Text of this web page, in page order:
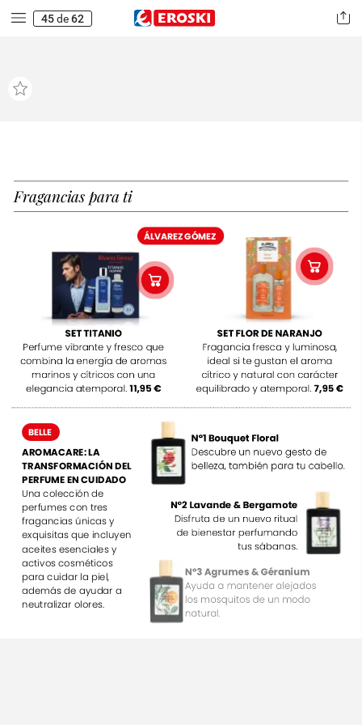
45de62
Fraganciasparati
ÁLVAREZGÓMEZ
BELLE
SETFLORDENARANJO
Fragancia fresca y luminosa,
ideal si te gustan el aroma
cítrico ynatural con carácter
equilibradoy atemporal. 7,95€
AROMACARE:LA
TRANSFORMACIÓNDEL
PERFUMEEN CUIDADO
Una colección de
perfumes con tres
fragancias únicasy
exquisitas que incluyen
aceitesesenciales y
activoscosméticos
para cuidar la piel,
además de ayudar a
neutralizar olores.
SETTITANIO
Perfume vibrante yfresco que
combina la energía de aromas
marinosy cítricos con una
elegancia atemporal. 11,95€
Nº3 Agrumes & Géranium
Ayuda a mantener alejados
los mosquitos de un modo
natural.
Nº2Lavande&Bergamote
Disfruta de un nuevo ritual
de bienestar perfumando
tussábanas.
Nº1Bouquet Floral
Descubre un nuevo gestode
belleza, también para tu cabello.